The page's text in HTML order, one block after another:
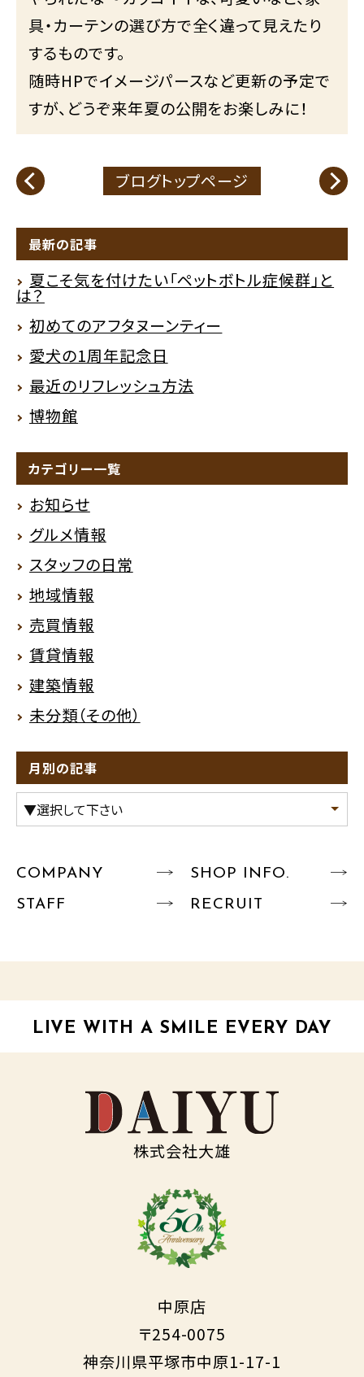
具・カーテンの選び方で全く違って見えたり
するものです。
随時HPでイメージパースなど更新の予定で
すが、どうぞ来年夏の公開をお楽しみに！
ブログトップページ
最新の記事
夏こそ気を付けたい「ペットボトル症候群」と
は？
初めてのアフタヌーンティー
愛犬の1周年記念日
最近のリフレッシュ方法
博物館
カテゴリー一覧
お知らせ
グルメ情報
スタッフの日常
地域情報
売買情報
賃貸情報
建築情報
未分類（その他）
月別の記事
COMPANY
SHOP INFO.
STAFF
RECRUIT
LIVE WITH A SMILE EVERY DAY
株式会社大雄
中原店
〒254-0075
神奈川県平塚市中原1-17-1